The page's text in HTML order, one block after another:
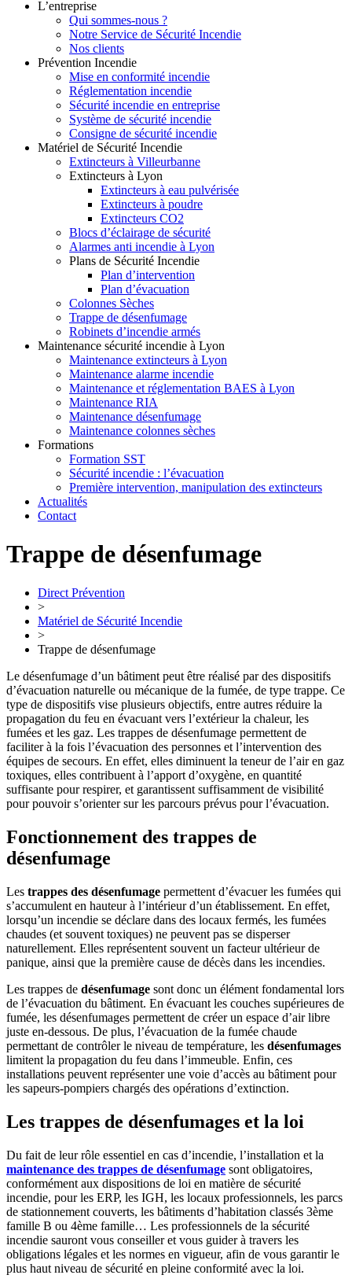
L’entreprise
Qui sommes-nous ?
Notre Service de Sécurité Incendie
Nos clients
Prévention Incendie
Mise en conformité incendie
Réglementation incendie
Sécurité incendie en entreprise
Système de sécurité incendie
Consigne de sécurité incendie
Matériel de Sécurité Incendie
Extincteurs à Villeurbanne
Extincteurs à Lyon
Extincteurs à eau pulvérisée
Extincteurs à poudre
Extincteurs CO2
Blocs d’éclairage de sécurité
Alarmes anti incendie à Lyon
Plans de Sécurité Incendie
Plan d’intervention
Plan d’évacuation
Colonnes Sèches
Trappe de désenfumage
Robinets d’incendie armés
Maintenance sécurité incendie à Lyon
Maintenance extincteurs à Lyon
Maintenance alarme incendie
Maintenance et réglementation BAES à Lyon
Maintenance RIA
Maintenance désenfumage
Maintenance colonnes sèches
Formations
Formation SST
Sécurité incendie : l’évacuation
Première intervention, manipulation des extincteurs
Actualités
Contact
Trappe de désenfumage
Direct Prévention
>
Matériel de Sécurité Incendie
>
Trappe de désenfumage
Le désenfumage d’un bâtiment peut être réalisé par des dispositifs
d’évacuation naturelle ou mécanique de la fumée, de type trappe. Ce
type de dispositifs vise plusieurs objectifs, entre autres réduire la
propagation du feu en évacuant vers l’extérieur la chaleur, les
fumées et les gaz. Les trappes de désenfumage permettent de
faciliter à la fois l’évacuation des personnes et l’intervention des
équipes de secours. En effet, elles diminuent la teneur de l’air en gaz
toxiques, elles contribuent à l’apport d’oxygène, en quantité
suffisante pour respirer, et garantissent suffisamment de visibilité
pour pouvoir s’orienter sur les parcours prévus pour l’évacuation.
Fonctionnement des trappes de
désenfumage
Les trappes des désenfumage permettent d’évacuer les fumées qui
s’accumulent en hauteur à l’intérieur d’un établissement. En effet,
lorsqu’un incendie se déclare dans des locaux fermés, les fumées
chaudes (et souvent toxiques) ne peuvent pas se disperser
naturellement. Elles représentent souvent un facteur ultérieur de
panique, ainsi que la première cause de décès dans les incendies.
Les trappes de désenfumage sont donc un élément fondamental lors
de l’évacuation du bâtiment. En évacuant les couches supérieures de
fumée, les désenfumages permettent de créer un espace d’air libre
juste en-dessous. De plus, l’évacuation de la fumée chaude
permettant de contrôler le niveau de température, les désenfumages
limitent la propagation du feu dans l’immeuble. Enfin, ces
installations peuvent représenter une voie d’accès au bâtiment pour
les sapeurs-pompiers chargés des opérations d’extinction.
Les trappes de désenfumages et la loi
Du fait de leur rôle essentiel en cas d’incendie, l’installation et la
maintenance des trappes de désenfumage sont obligatoires,
conformément aux dispositions de loi en matière de sécurité
incendie, pour les ERP, les IGH, les locaux professionnels, les parcs
de stationnement couverts, les bâtiments d’habitation classés 3ème
famille B ou 4ème famille… Les professionnels de la sécurité
incendie sauront vous conseiller et vous guider à travers les
obligations légales et les normes en vigueur, afin de vous garantir le
plus haut niveau de sécurité en pleine conformité avec la loi.